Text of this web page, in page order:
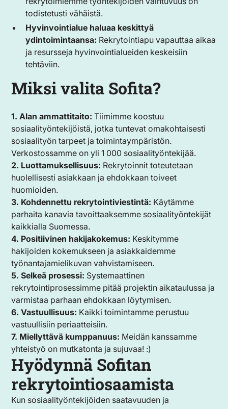
todistetusti vähäistä.
Hyvinvointialue haluaa keskittyä
ydintoimintaansa: Rekrytointiapu vapauttaa aikaa
ja resursseja hyvinvointialueiden keskeisiin
tehtäviin.
Miksi valita Sofita?
1. Alan ammattitaito: Tiimimme koostuu
sosiaalityöntekijöistä, jotka tuntevat omakohtaisesti
sosiaalityön tarpeet ja toimintaympäristön.
Verkostossamme on yli 1 000 sosiaalityöntekijää.
2. Luottamuksellisuus: Rekrytoinnit toteutetaan
huolellisesti asiakkaan ja ehdokkaan toiveet
huomioiden.
3. Kohdennettu rekrytointiviestintä: Käytämme
parhaita kanavia tavoittaaksemme sosiaalityöntekijät
kaikkialla Suomessa.
4. Positiivinen hakijakokemus: Keskitymme
hakijoiden kokemukseen ja asiakkaidemme
työnantajamielikuvan vahvistamiseen.
5. Selkeä prosessi: Systemaattinen
rekrytointiprosessimme pitää projektin aikataulussa ja
varmistaa parhaan ehdokkaan löytymisen.
6. Vastuullisuus: Kaikki toimintamme perustuu
vastuullisiin periaatteisiin.
7. Miellyttävä kumppanuus: Meidän kanssamme
yhteistyö on mutkatonta ja sujuvaa! :)
Hyödynnä Sofitan
rekrytointiosaamista
Kun sosiaalityöntekijöiden saatavuuden ja